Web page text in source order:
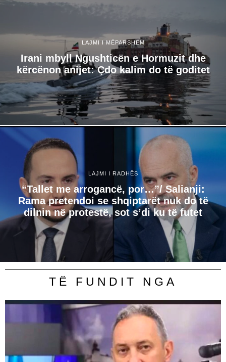
LAJMI I MËPARSHËM
Irani mbyll Ngushticën e Hormuzit dhe
kërcënon anijet: Çdo kalim do të goditet
LAJMI I RADHËS
“Tallet me arrogancë, por…”/ Salianji:
Rama pretendoi se shqiptarët nuk do të
dilnin në protestë, sot s’di ku të futet
TË FUNDIT NGA